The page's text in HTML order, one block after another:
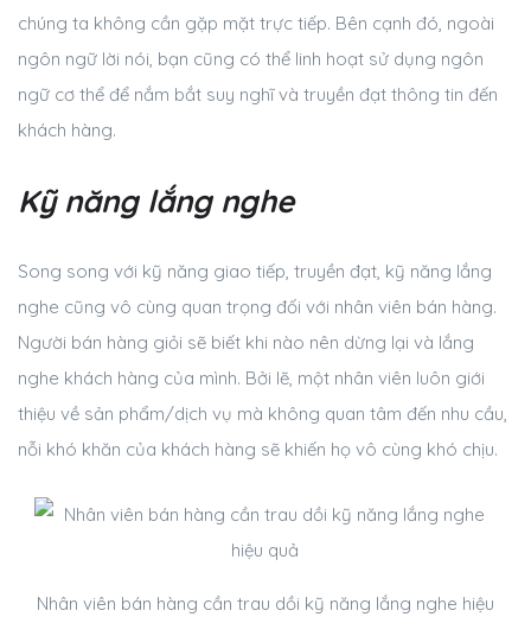
chúng ta không cần gặp mặt trực tiếp. Bên cạnh đó, ngoài
ngôn ngữ lời nói, bạn cũng có thể linh hoạt sử dụng ngôn
ngữ cơ thể để nắm bắt suy nghĩ và truyền đạt thông tin đến
khách hàng.
Kỹ năng lắng nghe
Song song với kỹ năng giao tiếp, truyền đạt, kỹ năng lắng
nghe cũng vô cùng quan trọng đối với nhân viên bán hàng.
Người bán hàng giỏi sẽ biết khi nào nên dừng lại và lắng
nghe khách hàng của mình. Bởi lẽ, một nhân viên luôn giới
thiệu về sản phẩm/dịch vụ mà không quan tâm đến nhu cầu,
nỗi khó khăn của khách hàng sẽ khiến họ vô cùng khó chịu.
Nhân viên bán hàng cần trau dồi kỹ năng lắng nghe hiệu